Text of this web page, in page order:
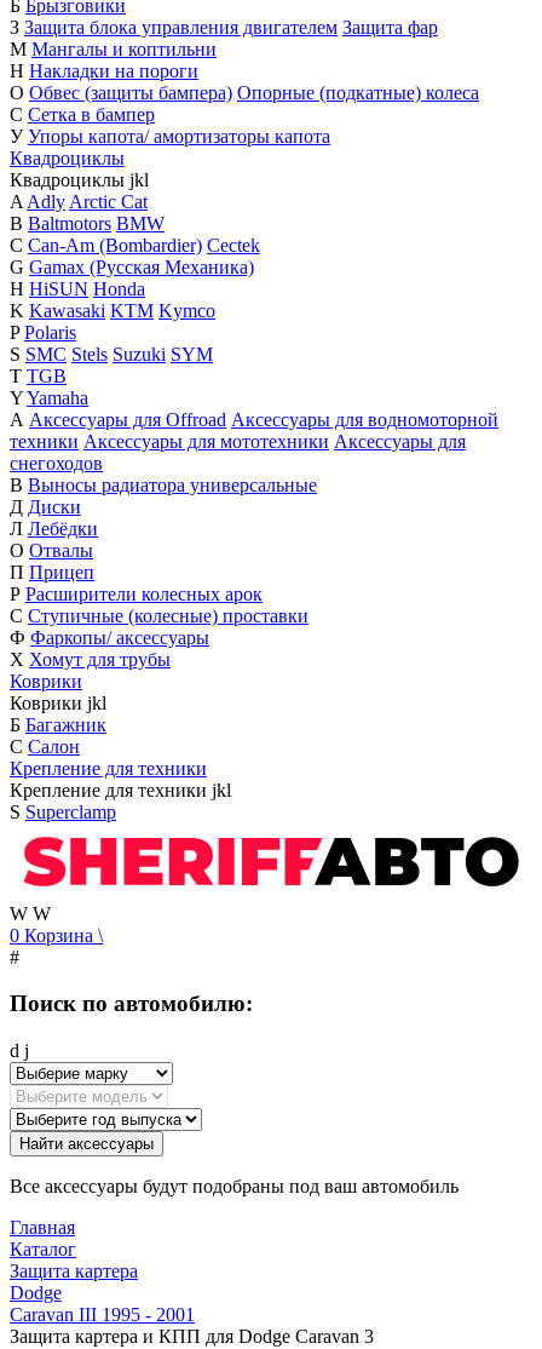
Б Брызговики
З Защита блока управления двигателем Защита фар
М Мангалы и коптильни
Н Накладки на пороги
О Обвес (защиты бампера) Опорные (подкатные) колеса
С Сетка в бампер
У Упоры капота/ амортизаторы капота
Квадроциклы
Квадроциклы jkl
A Adly Arctic Cat
B Baltmotors BMW
C Can-Am (Bombardier) Cectek
G Gamax (Русская Механика)
H HiSUN Honda
K Kawasaki KTM Kymco
P Polaris
S SMC Stels Suzuki SYM
T TGB
YYamaha
А Аксессуары для Offroad Аксессуары для водномоторной
техники Аксессуары для мототехники Аксессуары для
снегоходов
В Выносы радиатора универсальные
Д Диски
Л Лебёдки
О Отвалы
П Прицеп
Р Расширители колесных арок
С Ступичные (колесные) проставки
Ф Фаркопы/ аксессуары
Х Хомут для трубы
Коврики
Коврики jkl
Б Багажник
С Салон
Крепление для техники
Крепление для техники jkl
S Superclamp
W W
0 Корзина \
#
Поиск по автомобилю:
d j
Найти аксессуары
Все аксессуары будут подобраны под ваш автомобиль
Главная
Каталог
Защита картера
Dodge
Caravan III 1995 - 2001
Защита картера и КПП для Dodge Caravan 3